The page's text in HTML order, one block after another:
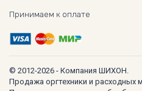
Принимаем к оплате
© 2012-2026 - Компания ШИХОН.
Продажа оргтехники и расходных